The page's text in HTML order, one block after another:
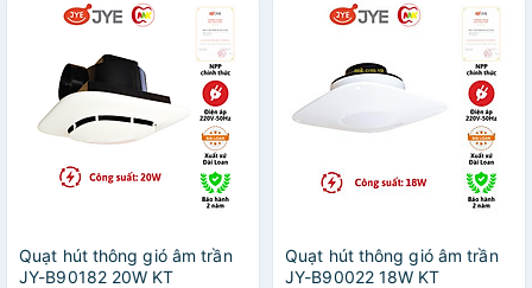
Quạt hút thông gió âm trần
JY-B90182 20W KT
Quạt hút thông gió âm trần
JY-B90022 18W KT